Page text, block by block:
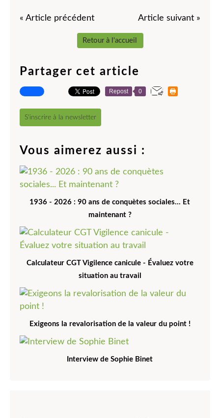
« Article précédent Article suivant »
Retour à l'accueil
Partager cet article
Repost 0
S'inscrire à la newsletter
Vous aimerez aussi :
1936 - 2026 : 90 ans de conquètes sociales... Et
maintenant ?
Calculateur CGT Vigilence canicule - Évaluez votre
situation au travail
Exigeons la revalorisation de la valeur du point !
Interview de Sophie Binet